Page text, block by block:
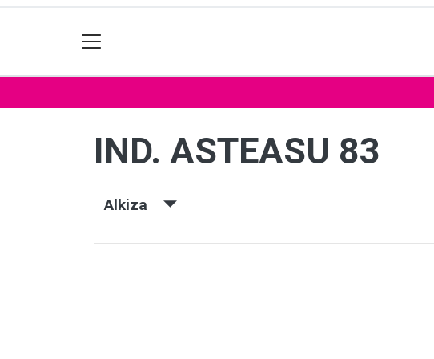
IND. ASTEASU 83
Alkiza